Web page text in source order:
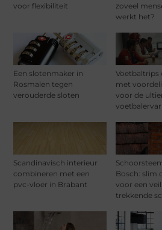
voor flexibiliteit
zoveel
werkt het?
Een slotenmaker in
Rosmalen tegen
verouderde sloten
Voetbaltrips
met
voor de
Scandinavisch interieur
combineren met een
pvc-vloer in Brabant
Bosch: slim
voor een
trekkende